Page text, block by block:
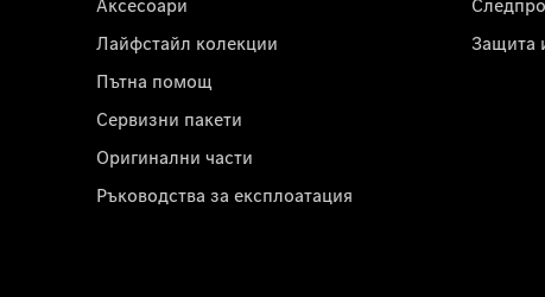
Лайфстайл колекции
Пътна помощ
Сервизни пакети
Оригинални части
Ръководства за експлоатация
Защита